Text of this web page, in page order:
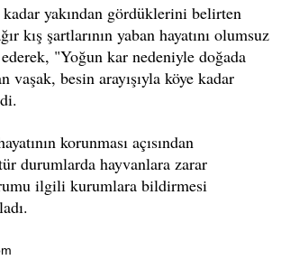
yakından gördüklerini belirten
kış şartlarının yaban hayatını olumsuz
"Yoğun kar nedeniyle doğada
vaşak, besin arayışıyla köye kadar
korunması açısından
durumlarda hayvanlara zarar
ilgili kurumlara bildirmesi